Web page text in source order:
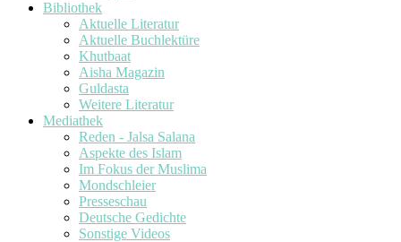
Bibliothek
Aktuelle Literatur
Aktuelle Buchlektüre
Khutbaat
Aisha Magazin
Guldasta
Weitere Literatur
Mediathek
Reden - Jalsa Salana
Aspekte des Islam
Im Fokus der Muslima
Mondschleier
Presseschau
Deutsche Gedichte
Sonstige Videos